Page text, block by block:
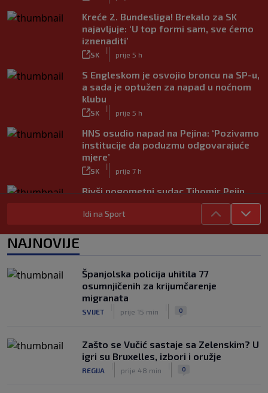
Kreće 2. Bundesliga! Brekalo za SK
najavljuje: ‘U top formi sam, sve ćemo
iznenaditi’
SK
|
prije 5 h
S Engleskom je osvojio broncu na SP-u,
a sada je optužen za napad u noćnom
klubu
SK
|
prije 5 h
HNS osudio napad na Pejina: ‘Pozivamo
institucije da poduzmu odgovarajuće
mjere’
SK
|
prije 7 h
Bivši nogometni sudac Tihomir Pejin
pretučen u Osijeku, policija istražuje
brutalni napad
Idi na Sport
NAJNOVIJE
Španjolska policija uhitila 77
osumnjičenih za krijumčarenje
migranata
SVIJET prije 15 min 0
Zašto se Vučić sastaje sa Zelenskim? U
igri su Bruxelles, izbori i oružje
REGIJA prije 48 min 0